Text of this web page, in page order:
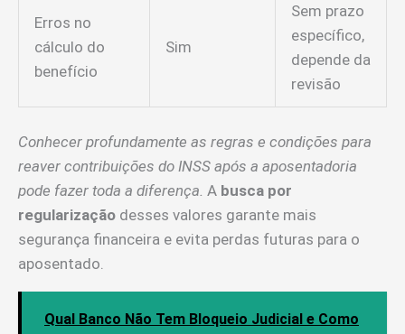
Erros no
cálculo do
benefício
Sim
Sem prazo
específico,
depende da
revisão
Conhecer profundamente as regras e condições para
reaver contribuições do INSS após a aposentadoria
pode fazer toda a diferença. A busca por
regularização desses valores garante mais
segurança financeira e evita perdas futuras para o
aposentado.
Qual Banco Não Tem Bloqueio Judicial e Como